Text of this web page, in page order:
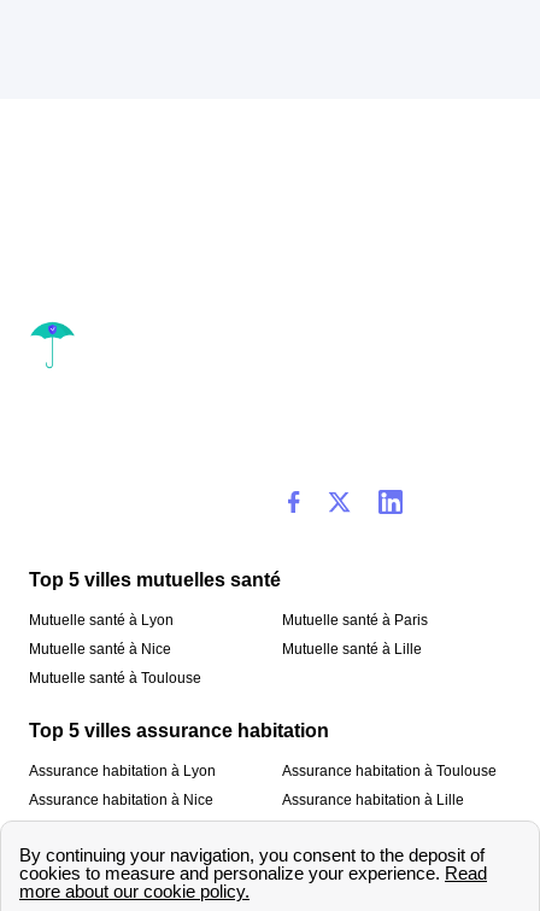
Top 5 villes mutuelles santé
Mutuelle santé à Lyon
Mutuelle santé à Nice
Mutuelle santé à Toulouse
Mutuelle santé à Paris
Mutuelle santé à Lille
Top 5 villes assurance habitation
Assurance habitation à Lyon
Assurance habitation à Nice
Assurance habitation à Toulouse
Assurance habitation à Lille
À propos